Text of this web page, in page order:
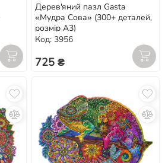
Дерев'яний пазл Gasta
«Мудра Сова» (300+ деталей,
розмір А3)
Код: 3956
725 ₴